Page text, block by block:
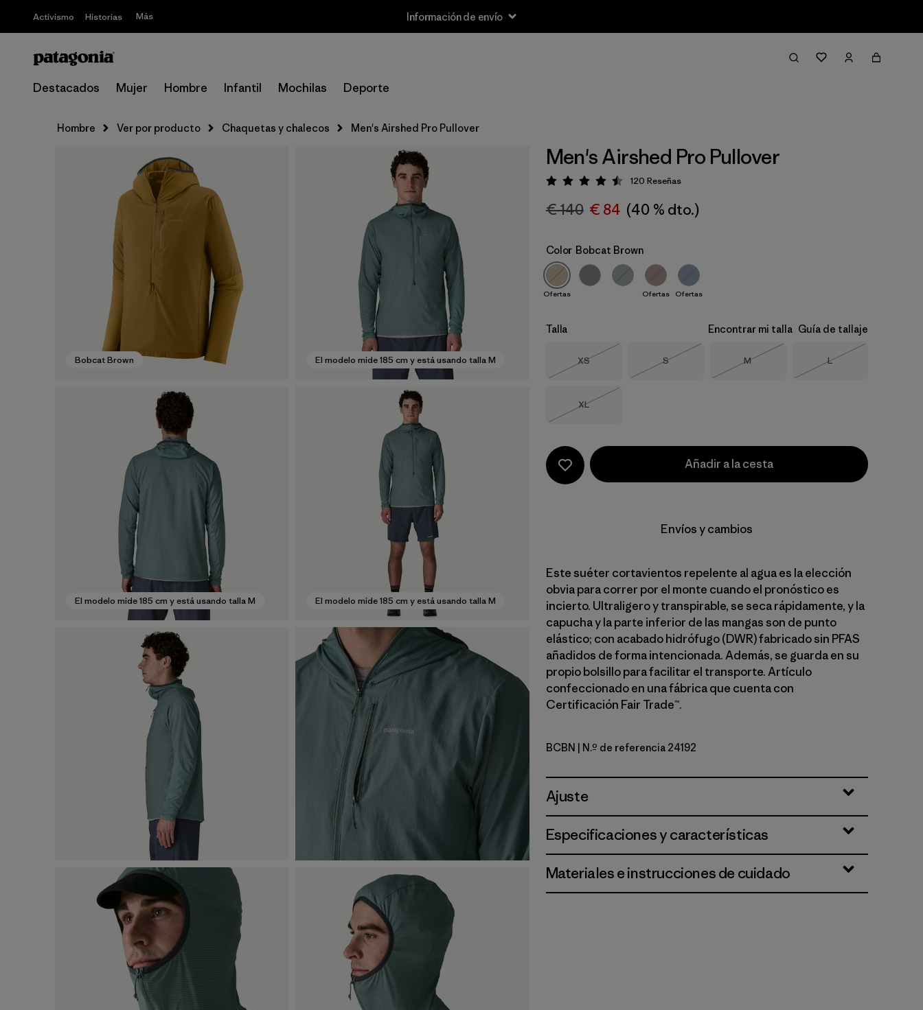
Activismo Historias Más Información de envío
Destacados Mujer Hombre Infantil Mochilas Deporte
Hombre Ver por producto Chaquetas y chalecos Men's Airshed Pro Pullover
Bobcat Brown El modelo mide 185 cm y está usando talla M
El modelo mide 185 cm y está usando talla M El modelo mide 185 cm y está usando talla M
Men's Airshed Pro Pullover
Puntuación: 4.5 / 5
120 Reseñas
€ 140 € 84 (40 % dto.)
Color Bobcat Brown
Ofertas Ofertas Ofertas
Talla Encontrar mi talla Guía de tallaje
Talla
XS
Talla
S
Talla
M
Talla
L
Talla
XL
Añadir a la cesta
Envíos y cambios
Este suéter cortavientos repelente al agua es la elección
obvia para correr por el monte cuando el pronóstico es
incierto. Ultraligero y transpirable, se seca rápidamente, y la
capucha y la parte inferior de las mangas son de punto
elástico; con acabado hidrófugo (DWR) fabricado sin PFAS
añadidos de forma intencionada. Además, se guarda en su
propio bolsillo para facilitar el transporte. Artículo
confeccionado en una fábrica que cuenta con
Certificación Fair Trade™.
Bobcat Brown
BCBN | N.º de referencia 24192
Ajuste
Especificaciones y características
Materiales e instrucciones de cuidado